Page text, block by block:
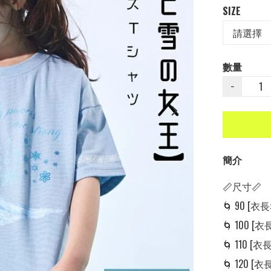
SIZE
數量
−
簡介
📏尺寸📏
🌀 90 [衣
🌀 100 [衣
🌀 110 [衣
🌀 120 [衣